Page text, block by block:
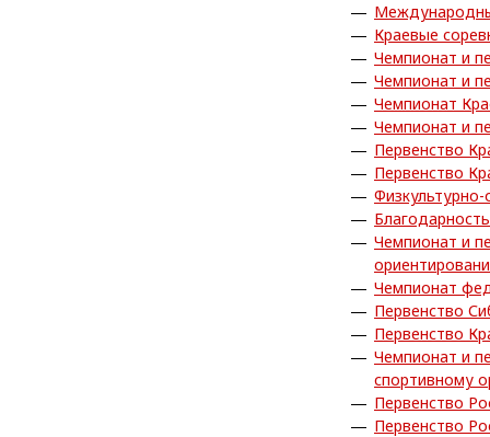
Краевые
Чемпионат и
Чемпионат и
Чемпионат
Чемпионат и
Первенство
Первенство
Благодарность
Чемпионат и
Чемпионат
Первенство
Первенство
Чемпионат и
спортивному
Первенство
Первенство